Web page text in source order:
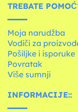
TREBATE
Moja narudžba
Vodiči za
Pošiljke i isporuke
Povratak
Više sumnji
INFORMACIJE::